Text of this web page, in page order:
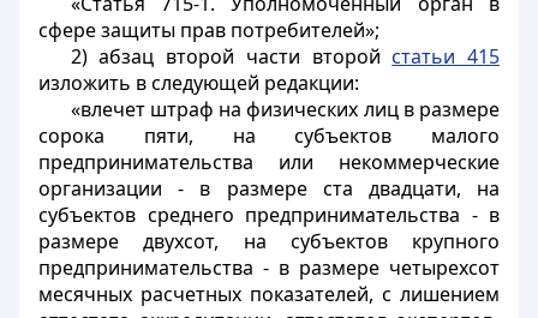
сфере защиты прав потребителей»;
2) абзац второй части второй статьи 415
изложить в следующей редакции:
«влечет штраф на физических лиц в размере
сорока пяти, на субъектов малого
предпринимательства или некоммерческие
организации - в размере ста двадцати, на
субъектов среднего предпринимательства - в
размере двухсот, на субъектов крупного
предпринимательства - в размере четырехсот
месячных расчетных показателей, с лишением